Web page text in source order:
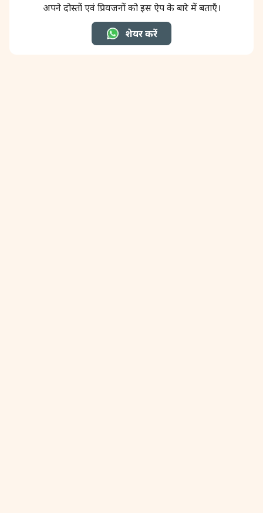
अपने दोस्तों एवं प्रियजनों को इस ऐप के बारे में बताएँ।
शेयर करें